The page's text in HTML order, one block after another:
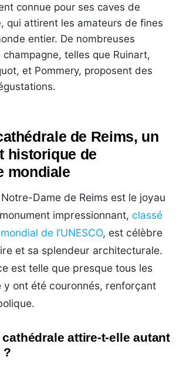
connue pour ses caves de
qui attirent les amateurs de fines
entier. De nombreuses
champagne, telles que Ruinart,
et Pommery, proposent des
de Reims, un
historique de
mondiale
Dame de Reims est le joyau
impressionnant, classé
de l’UNESCO, est célèbre
et sa splendeur architecturale.
est telle que presque tous les
y ont été couronnés, renforçant
attire-t-elle autant
?